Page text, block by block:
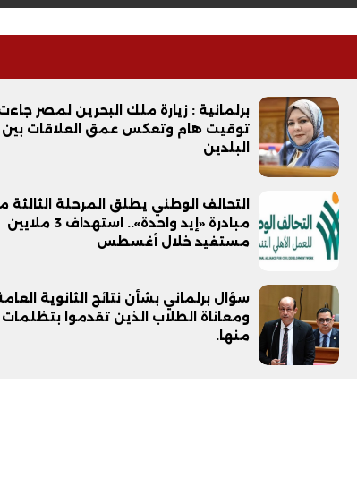
برلمانية : زيارة ملك البحرين لمصر
توقيت هام وتعكس عمق العلاقات بين
البلدين
التحالف الوطني يطلق المرحلة الثالثة
مبادرة «إيد واحدة».. استهداف 3 ملايين
مستفيد خلال أغسطس
سؤال برلماني بشأن نتائج الثانوية
ومعاناة الطلاب الذين تقدموا بتظلمات
منها.